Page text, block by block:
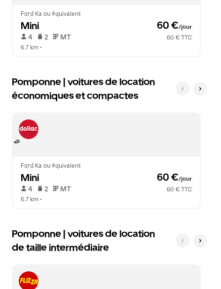
calendrier.
Ford Ka ou équivalent
Mini 60 €/jour
4 2 MT
60 € TTC
6.7 km •
Pomponne | voitures de location
économiques et compactes
Ford Ka ou équivalent
Mini 60 €/jour
4 2 MT
60 € TTC
6.7 km •
Pomponne | voitures de location
de taille intermédiaire